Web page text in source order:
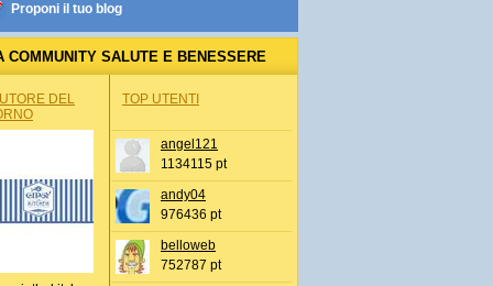
Proponi il tuo blog
COMMUNITY SALUTE E BENESSERE
DEL
TOP UTENTI
angel121
1134115 pt
andy04
976436 pt
belloweb
752787 pt